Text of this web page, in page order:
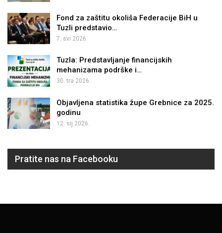
Fond za zaštitu okoliša Federacije BiH u
Tuzli predstavio…
7. svi 2026.
Tuzla: Predstavljanje financijskih
mehanizama podrške i…
30. tra 2026.
Objavljena statistika župe Grebnice za 2025.
godinu
12. sij 2026.
Pratite nas na Facebooku